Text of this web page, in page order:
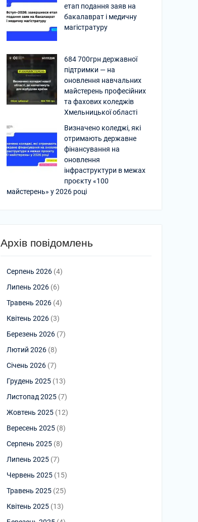
етап подання заяв на
бакалаврат і медичну
магістратуру
684 700грн державної
підтримки — на
оновлення навчальних
майстерень професійних
та фахових коледжів
Хмельницької області
Визначено коледжі, які
отримають державне
фінансування на
оновлення
інфраструктури в межах
проєкту «100
майстерень» у 2026 році
Архів повідомлень
Серпень 2026 (4)
Липень 2026 (6)
Травень 2026 (4)
Квітень 2026 (3)
Березень 2026 (7)
Лютий 2026 (8)
Січень 2026 (7)
Грудень 2025 (13)
Листопад 2025 (7)
Жовтень 2025 (12)
Вересень 2025 (8)
Серпень 2025 (8)
Липень 2025 (7)
Червень 2025 (15)
Травень 2025 (25)
Квітень 2025 (13)